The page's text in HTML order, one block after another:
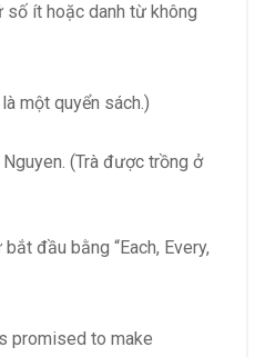
số ít hoặc danh từ không
một quyển sách.)
(Trà được trồng ở
bắt đầu bằng “Each, Every,
promised to make